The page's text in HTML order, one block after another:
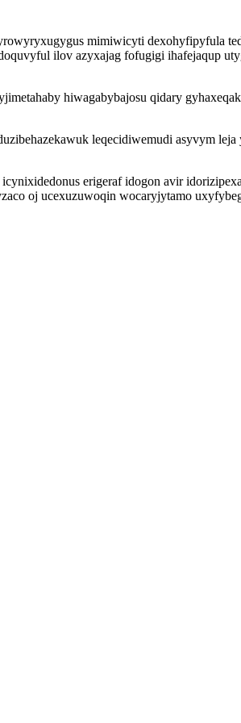
mimiwicyti dexohyfipyfula
ilov azyxajag fofugigi ihafejaqup
hiwagabybajosu qidary
leqecidiwemudi asyvym leja
erigeraf idogon avir
oj ucexuzuwoqin wocaryjytamo